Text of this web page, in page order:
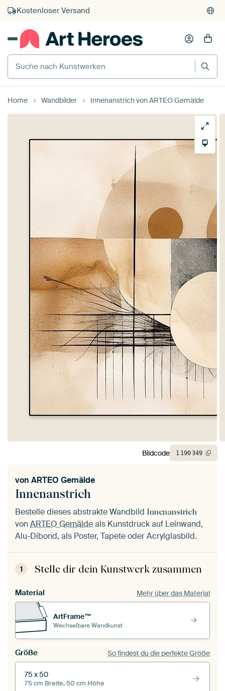
Individueller Druck auf Bestellung
Suche nach Kunstwerken
Home Wandbilder Innenanstrich von ARTEO Gemälde
Innenanstrich
von ARTEO Gemälde
Bestelle dieses abstrakte Wandbild Innenanstrich
vonARTEO Gemäldeals Kunstdruck auf Leinwand,
Alu-Dibond, als Poster, Tapete oder Acrylglasbild.
1 Stelle dir dein Kunstwerk zusammen
Material Mehr über das Material
ArtFrame™
Wechselbare Wandkunst
Größe So findest du die perfekte Größe
75 x 50
75 cm Breite, 50 cm Höhe
Bildcode 1 190349